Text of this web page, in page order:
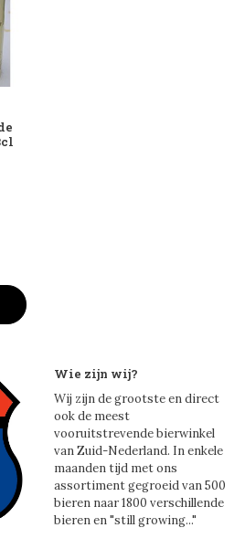
Wie zijn wij?
Wij zijn de grootste en direct
ook de meest
vooruitstrevende bierwinkel
van Zuid-Nederland. In enkele
maanden tijd met ons
assortiment gegroeid van 500
bieren naar 1800 verschillende
bieren en "still growing..."